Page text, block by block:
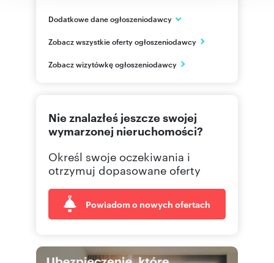
Dodatkowe dane ogłoszeniodawcy
Białystok
PL
Zobacz wszystkie oferty ogłoszeniodawcy
Zobacz wizytówkę ogłoszeniodawcy
Nie znalazłeś jeszcze swojej
wymarzonej nieruchomości?
Określ swoje oczekiwania i
otrzymuj dopasowane oferty
Powiadom o nowych ofertach